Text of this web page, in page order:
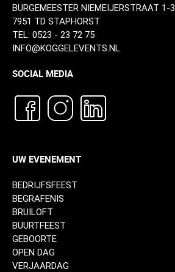
BURGEMEESTER NIEMEIJERSTRAAT 1-3
7951 TD STAPHORST
TEL: 0523 - 23 72 75
INFO@KOGGELEVENTS.NL
SOCIAL MEDIA
UW EVENEMENT
BEDRIJFSFEEST
BEGRAFENIS
BRUILOFT
BUURTFEEST
GEBOORTE
OPEN DAG
VERJAARDAG